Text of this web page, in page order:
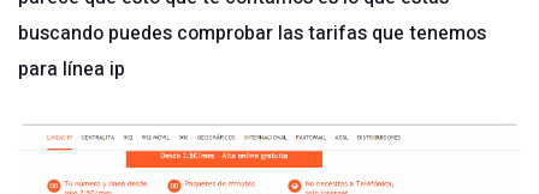
buscando puedes comprobar las tarifas que tenemos
para línea ip